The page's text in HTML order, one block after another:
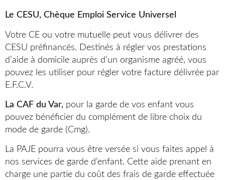
Le CESU, Chèque Emploi Service Universel
Votre CE ou votre mutuelle peut vous délivrer des
CESU préfinancés. Destinés à régler vos prestations
d’aide à domicile auprès d’un organisme agréé, vous
pouvez les utiliser pour régler votre facture délivrée par
E.F.C.V.
La CAF du Var, pour la garde de vos enfant vous
pouvez bénéficier du complément de libre choix du
mode de garde (Cmg).
La PAJE pourra vous être versée si vous faites appel à
nos services de garde d’enfant. Cette aide prenant en
charge une partie du coût des frais de garde effectuée